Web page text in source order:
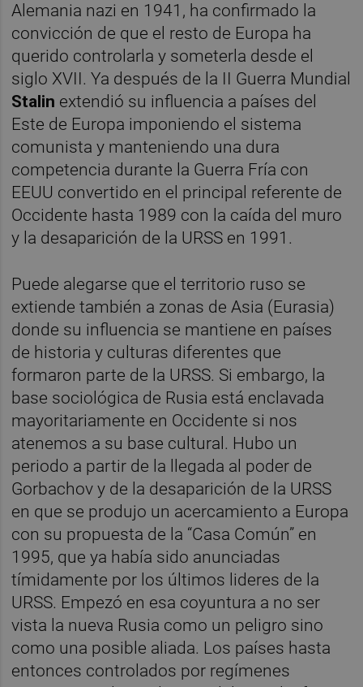
Alemania nazi en 1941, ha confirmado la
convicción de que el resto de Europa ha
querido controlarla y someterla desde el
siglo XVII. Ya después de la II Guerra Mundial
Stalin extendió su influencia a países del
Este de Europa imponiendo el sistema
comunista y manteniendo una dura
competencia durante la Guerra Fría con
EEUU convertido en el principal referente de
Occidente hasta 1989 con la caída del muro
y la desaparición de la URSS en 1991.
Puede alegarse que el territorio ruso se
extiende también a zonas de Asia (Eurasia)
donde su influencia se mantiene en países
de historia y culturas diferentes que
formaron parte de la URSS. Si embargo, la
base sociológica de Rusia está enclavada
mayoritariamente en Occidente si nos
atenemos a su base cultural. Hubo un
periodo a partir de la llegada al poder de
Gorbachov y de la desaparición de la URSS
en que se produjo un acercamiento a Europa
con su propuesta de la “Casa Común” en
1995, que ya había sido anunciadas
tímidamente por los últimos lideres de la
URSS. Empezó en esa coyuntura a no ser
vista la nueva Rusia como un peligro sino
como una posible aliada. Los países hasta
entonces controlados por regímenes